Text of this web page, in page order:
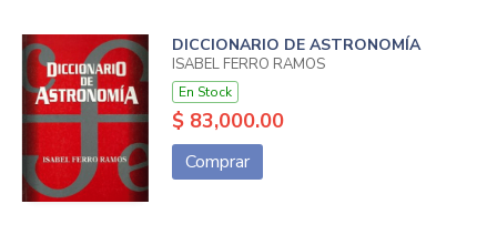
DICCIONARIO DE ASTRONOMÍA
ISABEL FERRO RAMOS
En Stock
$ 83,000.00
Comprar